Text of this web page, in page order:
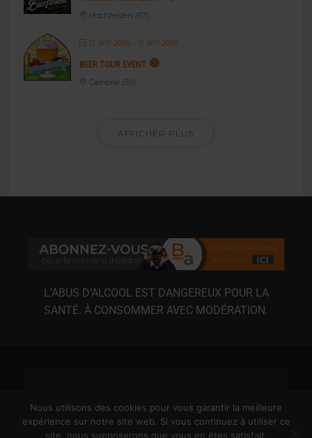
Hochfelden (67)
12 SEP 2026- 13 SEP 2026
BEER TOUR EVENT
Cambrai (59)
AFFICHER PLUS
L’ABUS D’ALCOOL EST DANGEREUX POUR LA
SANTÉ. À CONSOMMER AVEC MODÉRATION.
Nous utilisons des cookies pour vous garantir la meilleure
expérience sur notre site web. Si vous continuez à utiliser ce
site, nous supposerons que vous en êtes satisfait.